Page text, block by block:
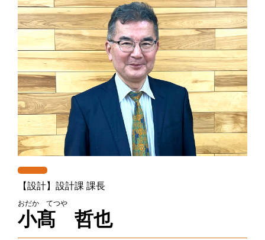
【設計】設計課 課長
おだか てつや
小髙 哲也